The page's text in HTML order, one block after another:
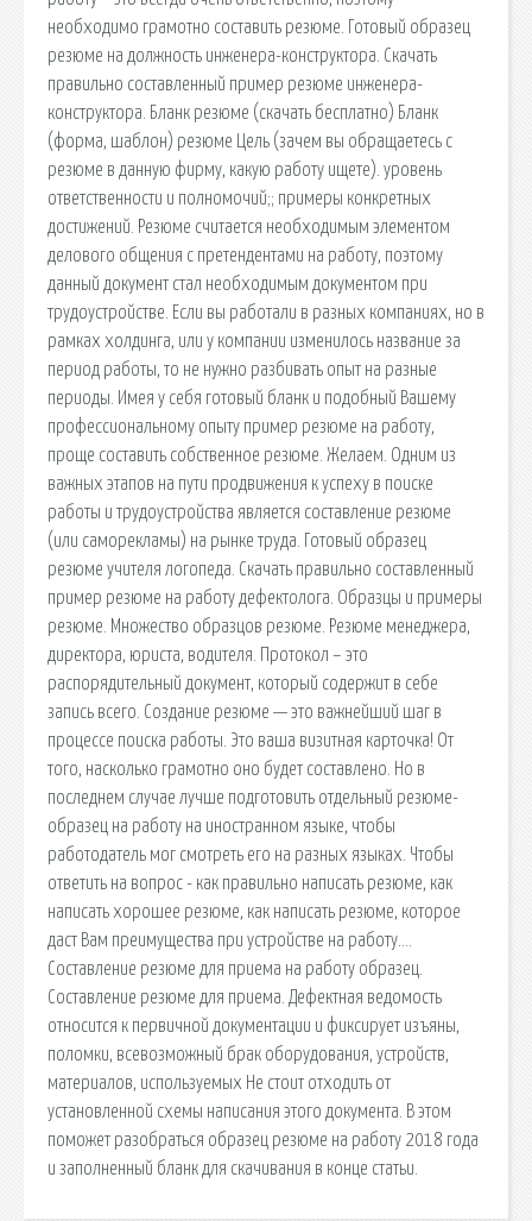
необходимо грамотно составить резюме. Готовый образец
резюме на должность инженера-конструктора. Скачать
правильно составленный пример резюме инженера-
конструктора. Бланк резюме (скачать бесплатно) Бланк
(форма, шаблон) резюме Цель (зачем вы обращаетесь с
резюме в данную фирму, какую работу ищете). уровень
ответственности и полномочий;; примеры конкретных
достижений. Резюме считается необходимым элементом
делового общения с претендентами на работу, поэтому
данный документ стал необходимым документом при
трудоустройстве. Если вы работали в разных компаниях, но в
рамках холдинга, или у компании изменилось название за
период работы, то не нужно разбивать опыт на разные
периоды. Имея у себя готовый бланк и подобный Вашему
профессиональному опыту пример резюме на работу,
проще составить собственное резюме. Желаем. Одним из
важных этапов на пути продвижения к успеху в поиске
работы и трудоустройства является составление резюме
(или саморекламы) на рынке труда. Готовый образец
резюме учителя логопеда. Скачать правильно составленный
пример резюме на работу дефектолога. Образцы и примеры
резюме. Множество образцов резюме. Резюме менеджера,
директора, юриста, водителя. Протокол – это
распорядительный документ, который содержит в себе
запись всего. Создание резюме — это важнейший шаг в
процессе поиска работы. Это ваша визитная карточка! От
того, насколько грамотно оно будет составлено. Но в
последнем случае лучше подготовить отдельный резюме-
образец на работу на иностранном языке, чтобы
работодатель мог смотреть его на разных языках. Чтобы
ответить на вопрос - как правильно написать резюме, как
написать хорошее резюме, как написать резюме, которое
даст Вам преимущества при устройстве на работу….
Составление резюме для приема на работу образец.
Составление резюме для приема. Дефектная ведомость
относится к первичной документации и фиксирует изъяны,
поломки, всевозможный брак оборудования, устройств,
материалов, используемых Не стоит отходить от
установленной схемы написания этого документа. В этом
поможет разобраться образец резюме на работу 2018 года
и заполненный бланк для скачивания в конце статьи.